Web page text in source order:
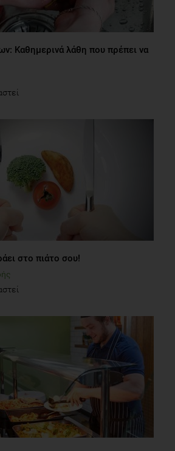
Καθημερινά λάθη που πρέπει να
στο πιάτο σου!